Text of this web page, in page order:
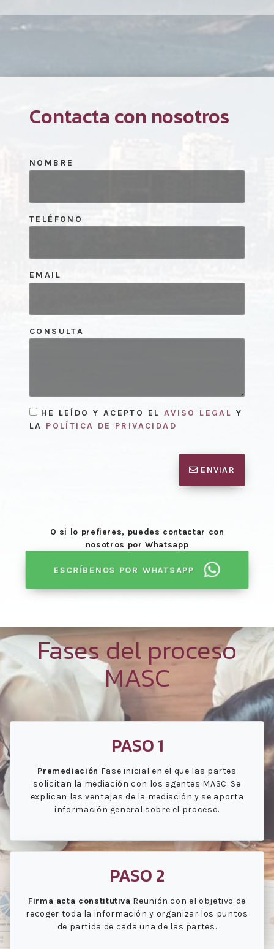
Contacta con nosotros
NOMBRE
TELÉFONO
EMAIL
CONSULTA
HE LEÍDO Y ACEPTO EL AVISO LEGAL Y
LA POLÍTICA DE PRIVACIDAD
ENVIAR
O si lo prefieres, puedes contactar con
nosotros por Whatsapp
ESCRÍBENOS POR WHATSAPP
Fases del proceso
MASC
PASO 1
Premediación Fase inicial en el que las partes
solicitan la mediación con los agentes MASC. Se
explican las ventajas de la mediación y se aporta
información general sobre el proceso.
PASO 2
Firma acta constitutiva Reunión con el objetivo de
recoger toda la información y organizar los puntos
de partida de cada una de las partes.